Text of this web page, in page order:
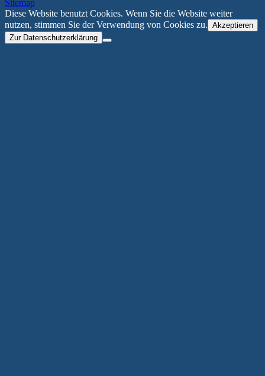
Sitemap
Diese Website benutzt Cookies. Wenn Sie die Website weiter
nutzen, stimmen Sie der Verwendung von Cookies zu. Akzeptieren
Zur Datenschutzerklärung